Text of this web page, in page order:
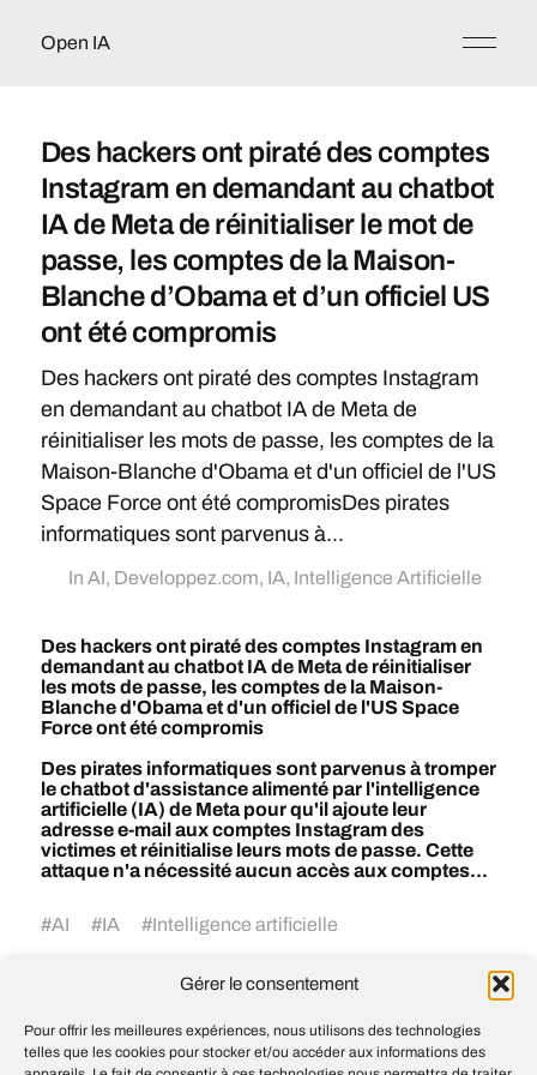
Gérer le consentement
Pour offrir les meilleures expériences, nous utilisons des technologies
telles que les cookies pour stocker et/ou accéder aux informations des
Open IA
Des hackers ont piraté des comptes
Instagram en demandant au chatbot
IA de Meta de réinitialiser le mot de
passe, les comptes de la Maison-
Blanche d’Obama et d’un officiel US
ont été compromis
Des hackers ont piraté des comptes Instagram
en demandant au chatbot IA de Meta de
réinitialiser les mots de passe, les comptes de la
Maison-Blanche d'Obama et d'un officiel de l'US
Space Force ont été compromisDes pirates
informatiques sont parvenus à...
In AI, Developpez.com, IA, Intelligence Artificielle
Des hackers ont piraté des comptes Instagram en
demandant au chatbot IA de Meta de réinitialiser
les mots de passe, les comptes de la Maison-
Blanche d'Obama et d'un officiel de l'US Space
Force ont été compromis
Des pirates informatiques sont parvenus à tromper
le chatbot d'assistance alimenté par l'intelligence
artificielle (IA) de Meta pour qu'il ajoute leur
adresse e-mail aux comptes Instagram des
victimes et réinitialise leurs mots de passe. Cette
attaque n'a nécessité aucun accès aux comptes...
#AI #IA #Intelligence artificielle
bénéficier d’une aide à l’achat grâce à l’IA,
mais ne veulent pas que celle-ci prenne